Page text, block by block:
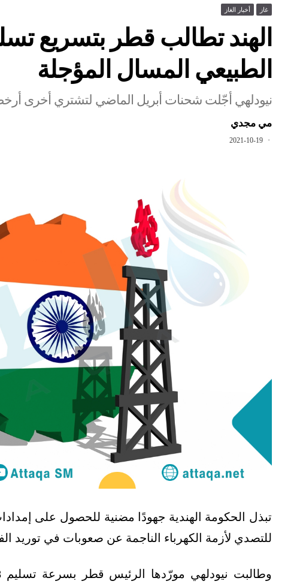
غاز أخبار الغاز
الهند تطالب قطر بتسريع
الطبيعي المسال المؤجلة
نيودلهي أجّلت شحنات أبريل الماضي لتشتري أخرى
مي مجدي
2021-10-19
تبذل الحكومة الهندية جهودًا مضنية للحصول على
للتصدي لأزمة الكهرباء الناجمة عن صعوبات في توريد